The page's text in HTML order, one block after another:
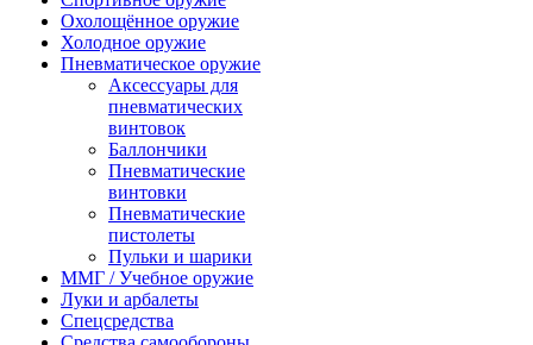
Охолощённое оружие
Холодное оружие
Пневматическое оружие
Аксессуары для
пневматических
винтовок
Баллончики
Пневматические
винтовки
Пневматические
пистолеты
Пульки и шарики
ММГ / Учебное оружие
Луки и арбалеты
Спецсредства